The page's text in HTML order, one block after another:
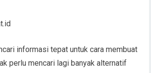
informasi tepat untuk cara membuat
perlu mencari lagi banyak alternatif